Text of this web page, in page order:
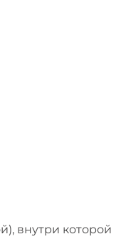
внутри которой